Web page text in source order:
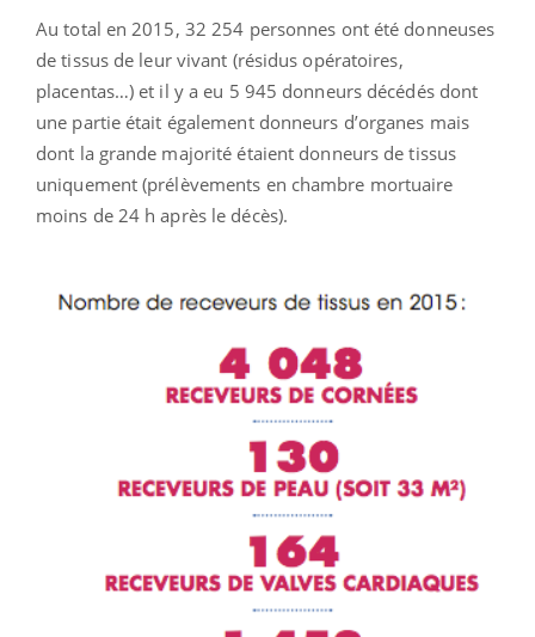
Au total en 2015, 32 254 personnes ont été donneuses
de tissus de leur vivant (résidus opératoires,
placentas…) et il y a eu 5 945 donneurs décédés dont
une partie était également donneurs d’organes mais
dont la grande majorité étaient donneurs de tissus
uniquement (prélèvements en chambre mortuaire
moins de 24 h après le décès).